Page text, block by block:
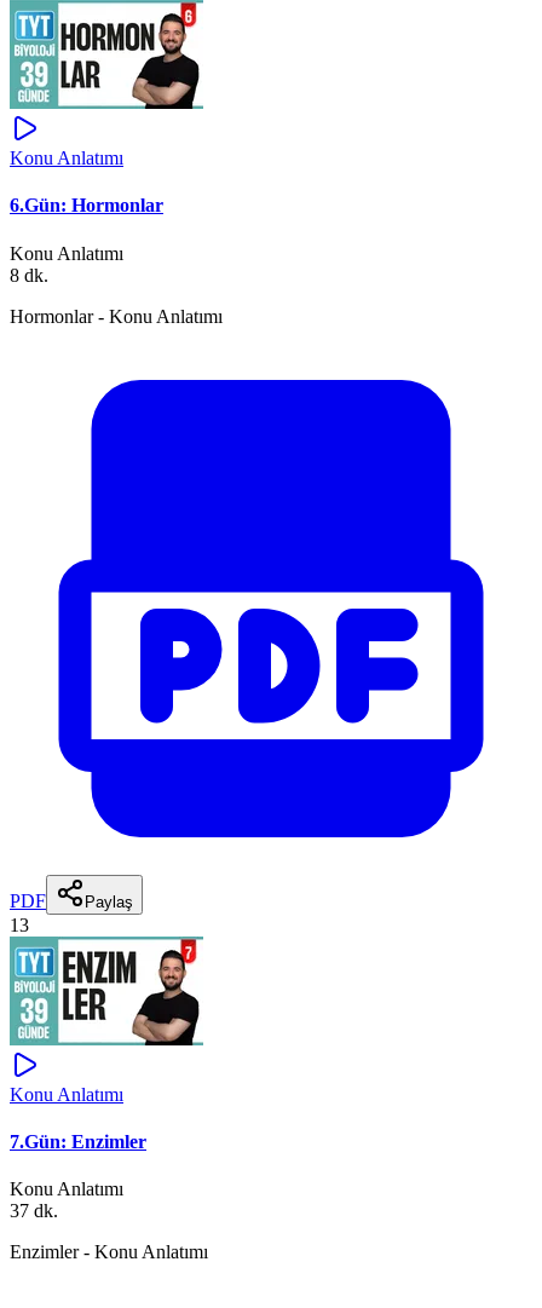
Konu Anlatımı
6.Gün: Hormonlar
Konu Anlatımı
8 dk.
Hormonlar - Konu Anlatımı
PDF Paylaş
13
Konu Anlatımı
7.Gün: Enzimler
Konu Anlatımı
37 dk.
Enzimler - Konu Anlatımı